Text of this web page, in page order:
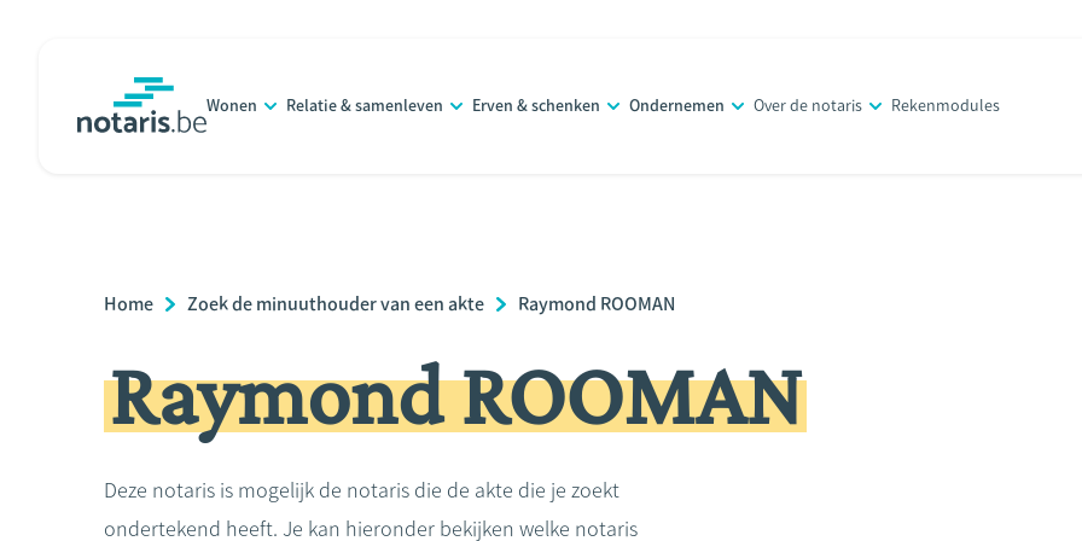
Wonen Relatie & samenleven Erven & schenken Ondernemen Over de notaris Rekenmodules
Breadcrumb
Home Zoek de minuuthouder van een akte Raymond ROOMAN
Raymond ROOMAN
Deze notaris is mogelijk de notaris die de akte die je zoekt
ondertekend heeft. Je kan hieronder bekijken welke notaris